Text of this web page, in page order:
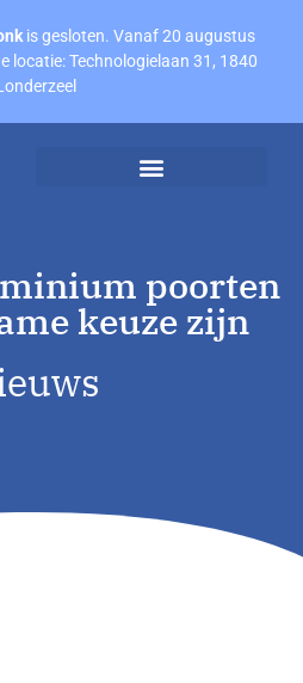
is gesloten. Vanaf 20 augustus
locatie: Technologielaan 31, 1840
poorten
keuze zijn